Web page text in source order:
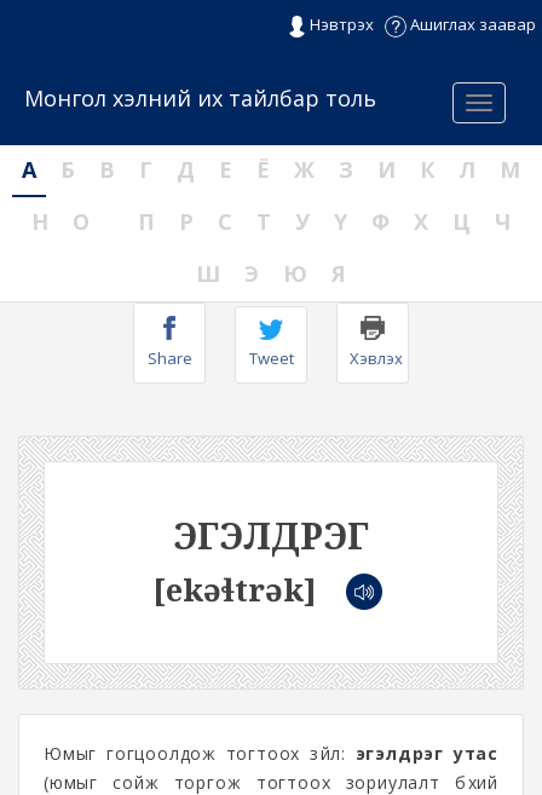
Нэвтрэх Ашиглах заавар
Menu
Монгол хэлний их тайлбар толь
А Б В Г Д Е Ё Ж З И К Л
М
Н
О П Р С Т У Ү Ф Х Ц
Ч
Ш
Э Ю Я
Share Tweet Хэвлэх
ЭГЭЛДРЭГ
[ekəɬtrək]
Юмыг гогцоолдож тогтоох зүйл: эгэлдрэг утас
(юмыг сойж торгож тогтоох зориулалт бүхий